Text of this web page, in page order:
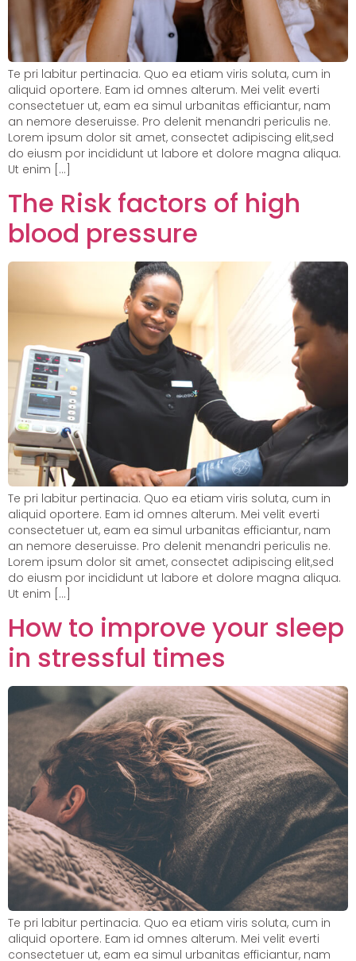
Te pri labitur pertinacia. Quo ea etiam viris soluta, cum in
aliquid oportere. Eam id omnes alterum. Mei velit everti
consectetuer ut, eam ea simul urbanitas efficiantur, nam
an nemore deseruisse. Pro delenit menandri periculis ne.
Lorem ipsum dolor sit amet, consectet adipiscing elit,sed
do eiusm por incididunt ut labore et dolore magna aliqua.
Ut enim […]
The Risk factors of high
blood pressure
Te pri labitur pertinacia. Quo ea etiam viris soluta, cum in
aliquid oportere. Eam id omnes alterum. Mei velit everti
consectetuer ut, eam ea simul urbanitas efficiantur, nam
an nemore deseruisse. Pro delenit menandri periculis ne.
Lorem ipsum dolor sit amet, consectet adipiscing elit,sed
do eiusm por incididunt ut labore et dolore magna aliqua.
Ut enim […]
How to improve your sleep
in stressful times
Te pri labitur pertinacia. Quo ea etiam viris soluta, cum in
aliquid oportere. Eam id omnes alterum. Mei velit everti
consectetuer ut, eam ea simul urbanitas efficiantur, nam